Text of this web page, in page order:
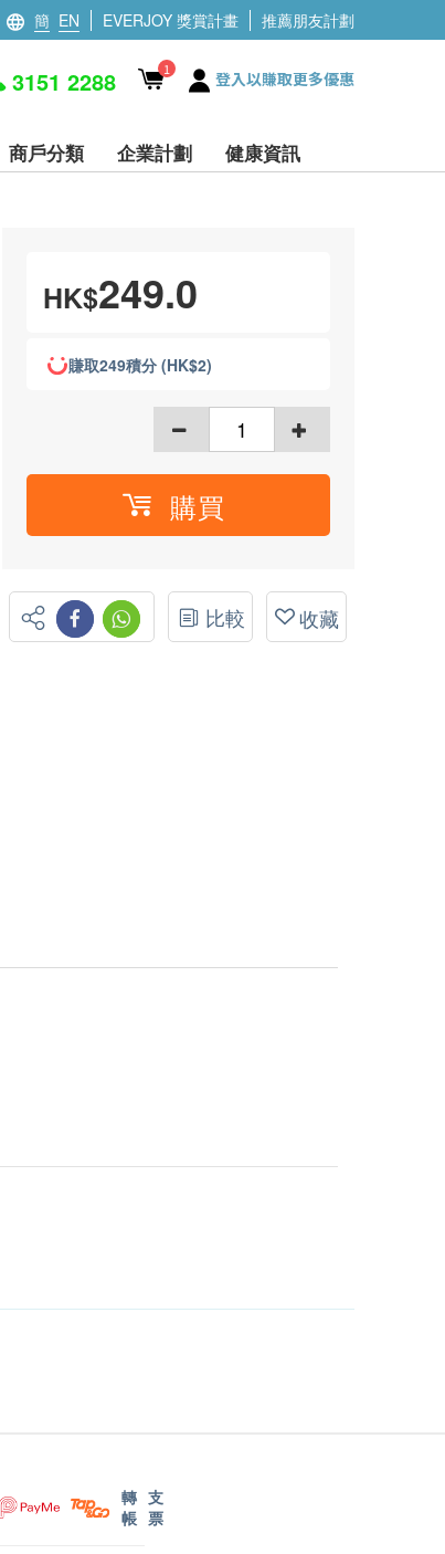
簡 EN EVERJOY 獎賞計畫 推薦朋友計劃
3151 2288 1 登入以賺取更多優惠
商戶分類 企業計劃 健康資訊
HK$249.0
賺取249積分 (HK$2)
購買
比較 收藏
轉
帳
支
票